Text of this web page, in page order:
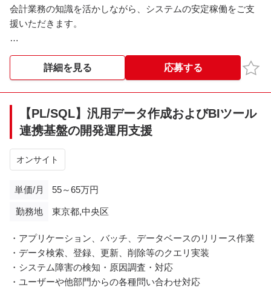
会計業務の知識を活かしながら、システムの安定稼働をご支
援いただきます。
・ERPシステム（Oracle ERP）の運用保守全般
・会計業務フローに基づく障害調査、切り分け、データ修正
対応
・SQL/PL/SQLを用いたデータ分析・不整合調査
・ユーザーおよび連携チーム（Salesforce等）からの問い合わ
せ対応
・システム改修に伴う影響分析、設計書レビュー
<勤務地>
性あり
詳細を見る 応募する お気
【PL/SQL】汎用データ作成およびBIツール
連携基盤の開発運用支援
オンサイト
単価/月 55～65万円
勤務地 東京都,中央区
・アプリケーション、バッチ、データベースのリリース作業
・データ検索、登録、更新、削除等のクエリ実装
・システム障害の検知・原因調査・対応
・ユーザーや他部門からの各種問い合わせ対応